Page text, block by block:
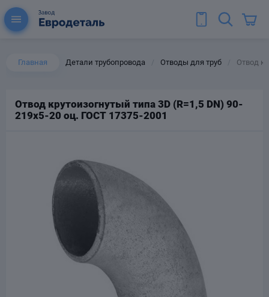
Главная Детали трубопровода Отводы для труб Отвод
Отвод крутоизогнутый типа 3D (R=1,5 DN) 90-
219х5-20 оц. ГОСТ 17375-2001
для труб
Тройники стальные